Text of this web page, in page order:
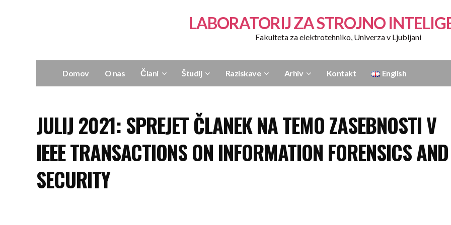
LABORATORIJ ZA STROJNO
Fakulteta za elektrotehniko, Univerza v Ljubljani
Domov O nas Člani Študij Raziskave Arhiv Kontakt English
JULIJ 2021: SPREJET ČLANEK NA TEMO ZASEBNOSTI V
IEEE TRANSACTIONS ON INFORMATION FORENSICS AND
SECURITY